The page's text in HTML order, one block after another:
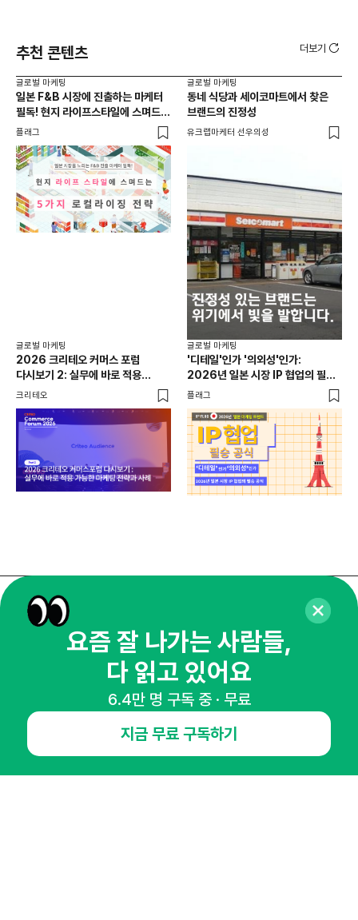
추천 콘텐츠 더보기
글로벌 마케팅
일본 F&B 시장에 진출하는 마케터
필독! 현지 라이프스타일에 스며드는
5가지 로컬라이징 전략
플래그
글로벌 마케팅
동네 식당과 세이코마트에서 찾은
브랜드의 진정성
유크랩마케터 선우의성
글로벌 마케팅
2026 크리테오 커머스 포럼
다시보기 2: 실무에 바로 적용
가능한 마케팅 전략과 사례
크리테오
글로벌 마케팅
'디테일'인가 '의외성'인가:
2026년 일본 시장 IP 협업의 필승
공식
플래그
매주 화요일 아침,
마케팅 감각을 깨워 드릴게요!
65,043명의 마케터를 성장시키는 뉴스레터
NHN AD
요즘 잘 나가는 사람들,
다 읽고 있어요
6.4만 명 구독 중 · 무료
지금 무료 구독하기